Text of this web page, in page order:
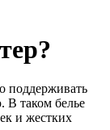
поддерживать
таком белье
и жестких